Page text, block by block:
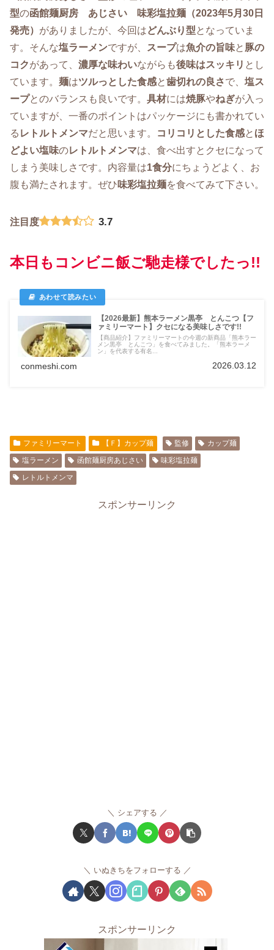
型の函館麺厨房 あじさい 味彩塩拉麺（2023年5月30日
発売） がありましたが、今回はどんぶり型となっていま
す。そんな塩ラーメンですが、 スープは魚介の旨味と 豚の
コクがあって、 濃厚な味わいながらも後味はスッキリ とし
ています。 麺はツルっとした食感と歯切れの良さで、 塩ス
ープとのバランスも良いです。 具材には焼豚やねぎが入っ
ていますが、一番のポイントはパッケージにも書かれてい
る レトルトメンマだと思います。 コリコリとした食感と ほ
どよい塩味のレトルトメンマは、食べ出すとクセになって
しまう美味しさです。内容量は1食分にちょうどよく、お
腹も満たされます。ぜひ味彩塩拉麺を食べてみて下さい。
注目度 3.7
本日もコンビニ飯ご馳走様でしたっ!!
【2026最新】熊本ラーメン黒亭 とんこつ【フ
ァミリーマート】クセになる美味しさです!!
【商品紹介】ファミリーマートの今週の新商品「熊本ラー
メン黒亭 とんこつ」を食べてみました。「熊本ラーメ
ン」を代表する有名...
conmeshi.com 2026.03.12
ファミリーマート 【Ｆ】カップ麺 監修
カップ麺
塩ラーメン
函館麺厨房あじさい
味彩塩拉麺
レトルトメンマ
スポンサーリンク
シェアする
いぬきちをフォローする
スポンサーリンク